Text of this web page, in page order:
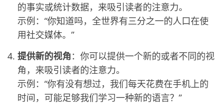
的事实或统计数据，来吸引读者的注意力。
示例：“你知道吗，全世界有三分之一的人口在使
用社交媒体。”
提供新的视角：你可以提供一个新的或者不同的视
角，来吸引读者的注意力。
示例：“你有没有想过，我们每天花费在手机上的
时间，可能足够我们学习一种新的语言？”